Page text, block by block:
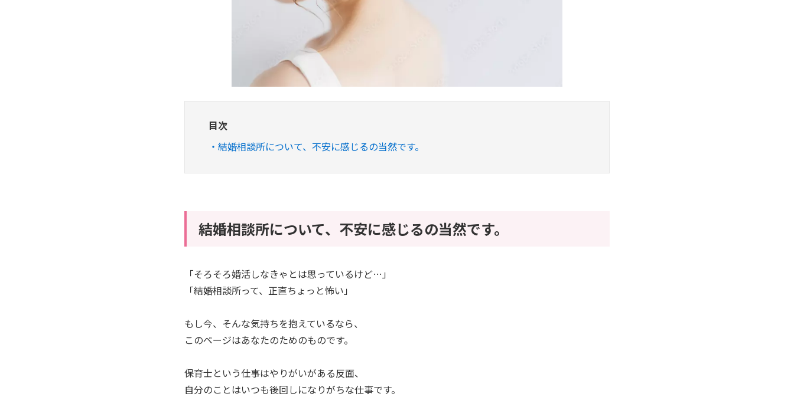
目次
結婚相談所について、不安に感じるの当然です。
結婚相談所について、不安に感じるの当然です。
「そろそろ婚活しなきゃとは思っているけど…」
「結婚相談所って、正直ちょっと怖い」
もし今、そんな気持ちを抱えているなら、
このページはあなたのためのものです。
保育士という仕事はやりがいがある反面、
自分のことはいつも後回しになりがちな仕事です。